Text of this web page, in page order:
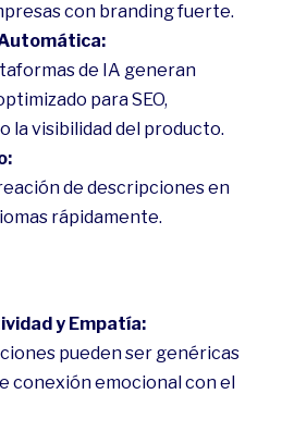
con branding fuerte.
de IA generan
para SEO,
la visibilidad del producto.
de descripciones en
rápidamente.
y Empatía:
pueden ser genéricas
conexión emocional con el